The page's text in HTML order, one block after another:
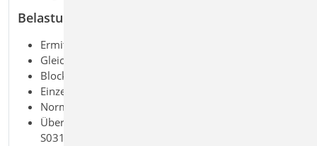
Belastung
Ermittlung der Eigenlast (automatisch)
Gleich- und Deckenlasten (H/V)
Block- und Trapezlasten (H/V)
Einzellasten und -momente (H/V)
Normallast (feldweise)
Übernahme von Wind- und Schneelasten aus
S031.de